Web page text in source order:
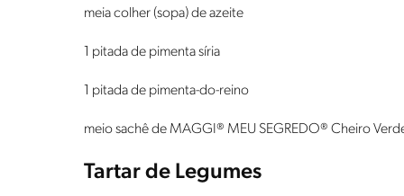
meia colher (sopa) de azeite
1 pitada de pimenta síria
1 pitada de pimenta-do-reino
meio sachê de MAGGI® MEU SEGREDO® Cheiro
Tartar de Legumes